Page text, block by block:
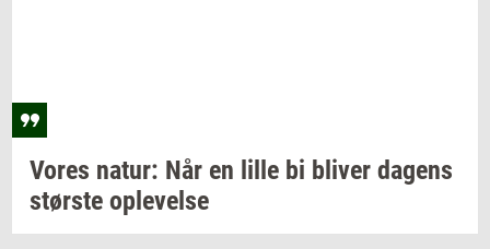
Vores natur: Når en lille bi bli­ver da­gens
stør­ste op­le­vel­se